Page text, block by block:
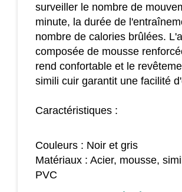
surveiller le nombre de
minute, la durée de
nombre de calories brûlées.
composée de mousse
rend confortable et le
simili cuir garantit une facilité
Caractéristiques :
Couleurs : Noir et gris
Matériaux : Acier, mousse,
PVC
Dimensions totales : 130 x 68 x